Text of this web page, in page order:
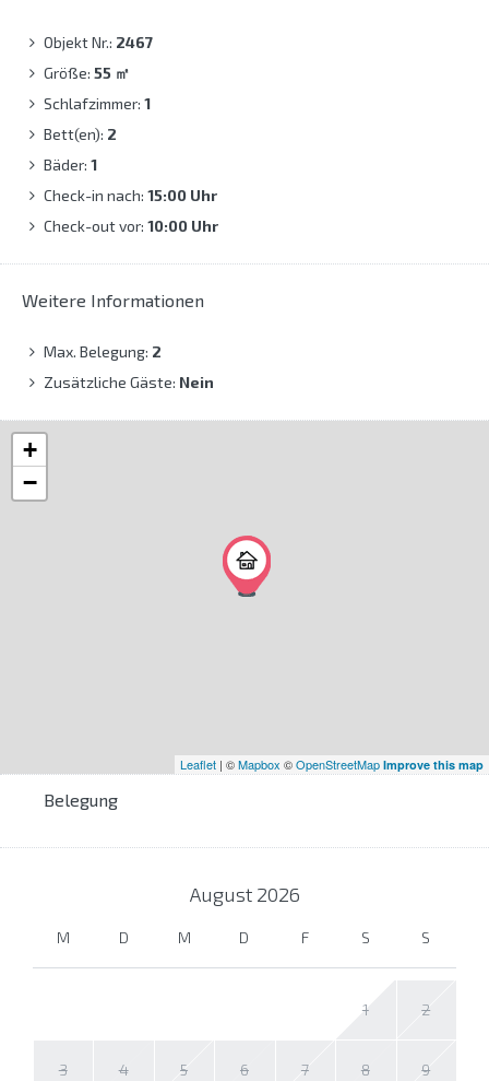
Objekt Nr.: 2467
Größe: 55 ㎡
Schlafzimmer: 1
Bett(en): 2
Bäder: 1
Check-in nach: 15:00 Uhr
Check-out vor: 10:00 Uhr
Weitere Informationen
Max. Belegung: 2
Zusätzliche Gäste: Nein
+
−
Leaflet | ©Mapbox ©OpenStreetMap Improve this map
Belegung
August 2026
M D M D F S S
1 2
3 4 5 6 7 8 9